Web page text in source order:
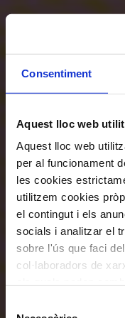
Consentiment
Aquest lloc web
Aquest lloc web
per al funcionament
les cookies
utilitzem cookies
el contingut i els
socials i analitzar el
sobre l'ús que faci
col·laboradors de